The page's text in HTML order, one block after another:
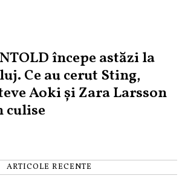
începe astăzi la
Ce au cerut Sting,
Aoki și Zara Larsson
culise
ARTICOLE RECENTE